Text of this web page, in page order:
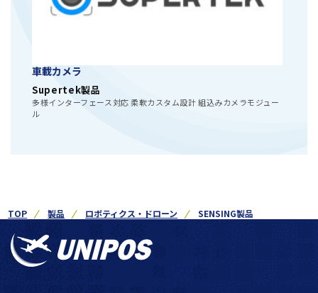
車載カメラ
Supertek製品
多様インターフェース対応 柔軟カスタム設計 組込みカメラモジュー
ル
TOP 製品 ロボティクス・ドローン SENSING製品